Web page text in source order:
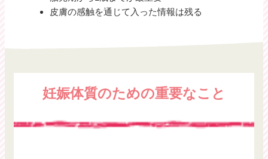
皮膚の感触を通じて入った情報は残る
妊娠体質のための重要なこと